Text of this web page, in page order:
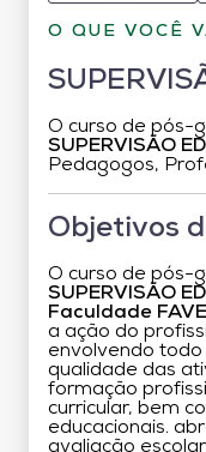
O QUE VOCÊ
O curso de pós-
SUPERVISÃO
Pedagogos,
Objetivos
O curso de pós-
SUPERVISÃO
Faculdade
a ação do
envolvendo
qualidade das
formação
curricular, bem
educacionais.
avaliação